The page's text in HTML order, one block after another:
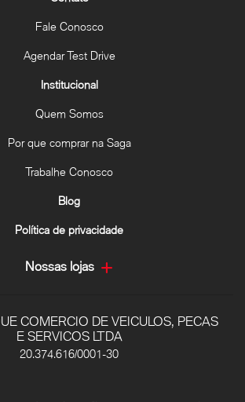
Fale Conosco
Agendar Test Drive
Institucional
Quem Somos
Por que comprar na Saga
Trabalhe Conosco
Blog
Política de privacidade
Nossas lojas
COMERCIO DE VEICULOS, PECAS
E SERVICOS LTDA
20.374.616/0001-30